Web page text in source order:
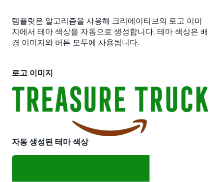
템플릿은 알고리즘을 사용해 크리에이티브의 로고 이미
지에서 테마 색상을 자동으로 생성합니다. 테마 색상은 배
경 이미지와 버튼 모두에 사용됩니다.
로고 이미지
자동 생성된 테마 색상